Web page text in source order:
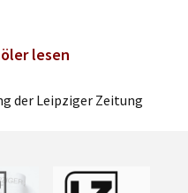
lesen
der Leipziger Zeitung